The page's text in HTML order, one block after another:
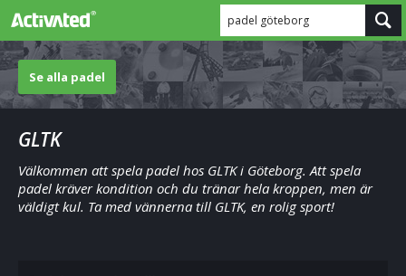
padel göteborg
Se alla padel
GLTK
Välkommen att spela padel hos GLTK i Göteborg. Att spela
padel kräver kondition och du tränar hela kroppen, men är
väldigt kul. Ta med vännerna till GLTK, en rolig sport!